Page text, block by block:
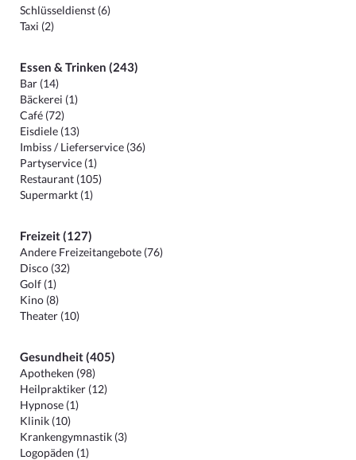
Schlüsseldienst (6)
Taxi (2)
Essen & Trinken (243)
Bar (14)
Bäckerei (1)
Café (72)
Eisdiele (13)
Imbiss / Lieferservice (36)
Partyservice (1)
Restaurant (105)
Supermarkt (1)
Freizeit (127)
Andere Freizeitangebote (76)
Disco (32)
Golf (1)
Kino (8)
Theater (10)
Gesundheit (405)
Apotheken (98)
Heilpraktiker (12)
Hypnose (1)
Klinik (10)
Krankengymnastik (3)
Logopäden (1)